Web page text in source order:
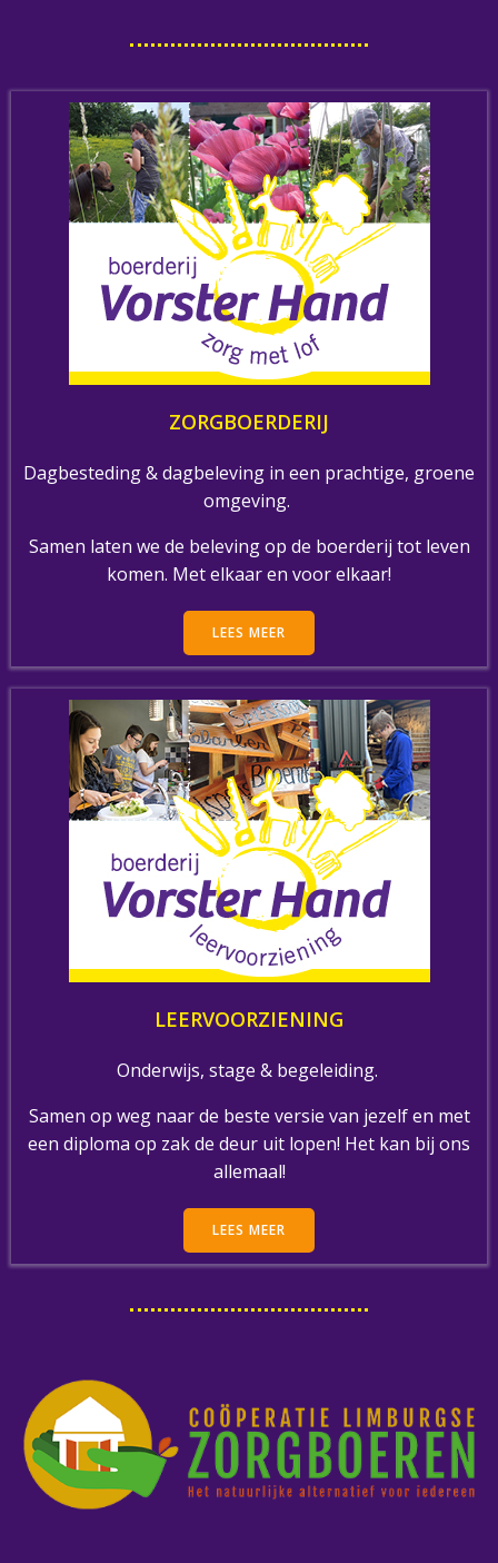
ZORGBOERDERIJ
Dagbesteding & dagbeleving in een prachtige, groene
omgeving.
Samen laten we de beleving op de boerderij tot leven
komen. Met elkaar en voor elkaar!
LEES MEER
LEERVOORZIENING
Onderwijs, stage & begeleiding.
Samen op weg naar de beste versie van jezelf en met
een diploma op zak de deur uit lopen! Het kan bij ons
allemaal!
LEES MEER